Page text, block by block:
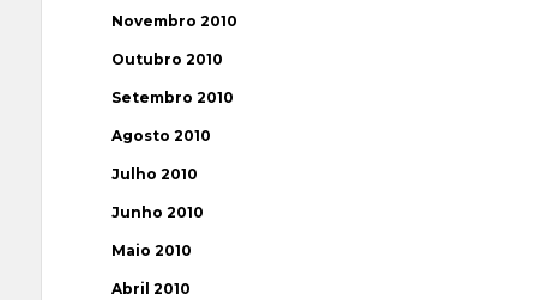
Novembro 2010
Outubro 2010
Setembro 2010
Agosto 2010
Julho 2010
Junho 2010
Maio 2010
Abril 2010